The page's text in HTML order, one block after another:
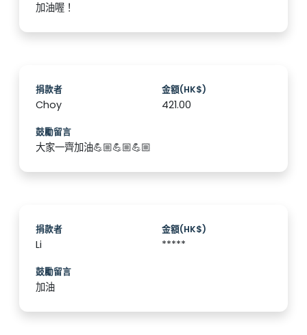
加油喔！
捐款者
Choy
金額(HK$)
421.00
鼓勵留言
大家一齊加油💪🏼💪🏼💪🏼
捐款者
Li
金額(HK$)
*****
鼓勵留言
加油